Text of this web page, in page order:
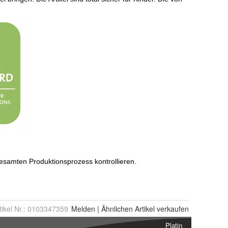
Nr.: 0103347359 Melden | Ähnlichen Artikel verkaufen
Platin